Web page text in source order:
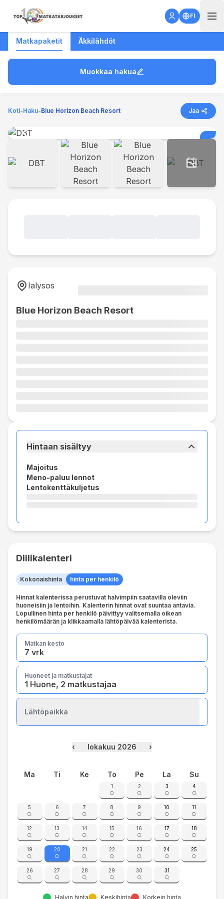
FI
Matkapaketit Äkkilähdöt
Lähtöpaikka
1 Huone, 2 matkustajaa
Huoneet ja matkustajat
Muokkaa hakua
Koti-Haku-Blue Horizon Beach Resort Jaa
Ialysos
Blue Horizon Beach Resort
Hintaan sisältyy
Majoitus
Meno-paluu lennot
Lentokenttäkuljetus
Diilikalenteri
Kokonaishinta hinta per henkilö
Hinnat kalenterissa perustuvat halvimpiin saatavilla oleviin
huoneisiin ja lentoihin. Kalenterin hinnat ovat suuntaa antavia.
Lopullinen hinta per henkilö päivittyy valitsemalla oikean
henkilömäärän ja klikkaamalla lähtöpäivää kalenterista.
7 vrk
Matkan kesto
1 Huone, 2 matkustajaa
Huoneet ja matkustajat
Lähtöpaikka
‹ lokakuu 2026 ›
Ma Ti Ke To Pe La Su
1 2 3 4
5 6 7 8 9 10 11
12 13 14 15 16 17 18
19 20 21 22 23 24 25
26 27 28 29 30 31
Halvin hinta Keskihinta Korkein hinta